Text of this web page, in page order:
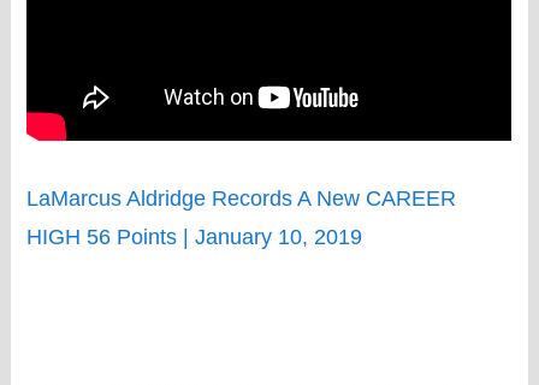
LaMarcus Aldridge Records A New CAREER
HIGH 56 Points | January 10, 2019